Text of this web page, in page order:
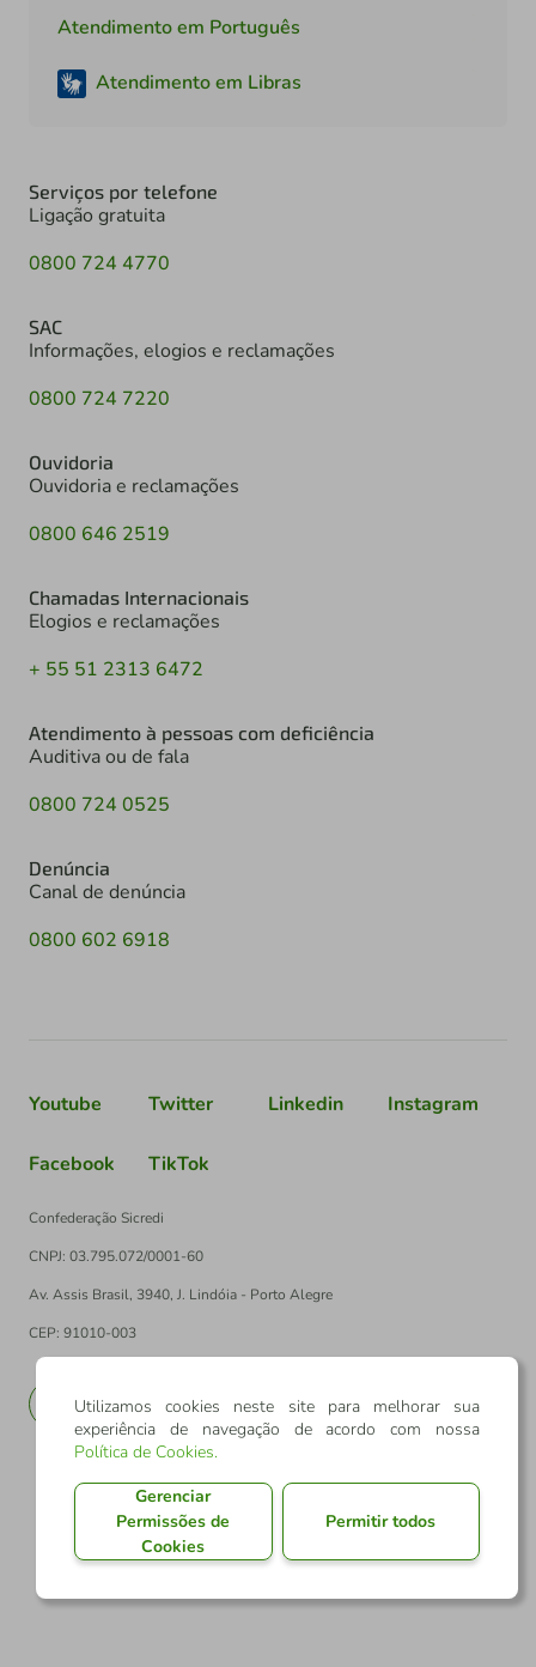
Atendimento em Português
Atendimento em Libras
Serviços por telefone
Ligação gratuita
0800 724 4770
SAC
Informações, elogios e reclamações
0800 724 7220
Ouvidoria
Ouvidoria e reclamações
0800 646 2519
Chamadas Internacionais
Elogios e reclamações
+ 55 51 2313 6472
Atendimento à pessoas com deficiência
Auditiva ou de fala
0800 724 0525
Denúncia
Canal de denúncia
0800 602 6918
Youtube Twitter Linkedin Instagram
Facebook TikTok
Confederação Sicredi
CNPJ: 03.795.072/0001-60
Av. Assis Brasil, 3940, J. Lindóia - Porto Alegre
CEP: 91010-003
EN
Utilizamos cookies neste site para melhorar sua
experiência de navegação de acordo com nossa
Política de Cookies.
Gerenciar
Permissões de
Cookies
Permitir todos